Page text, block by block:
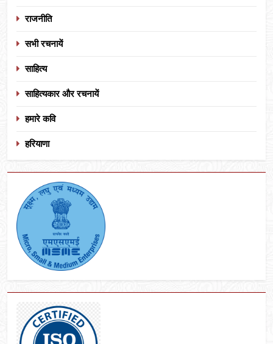
राजनीति
सभी रचनायें
साहित्य
साहित्यकार और रचनायें
हमारे कवि
हरियाणा